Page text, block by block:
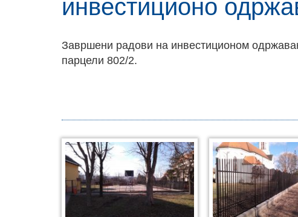
инвестиционо
Завршени радови на инвестиционом
парцели 802/2.